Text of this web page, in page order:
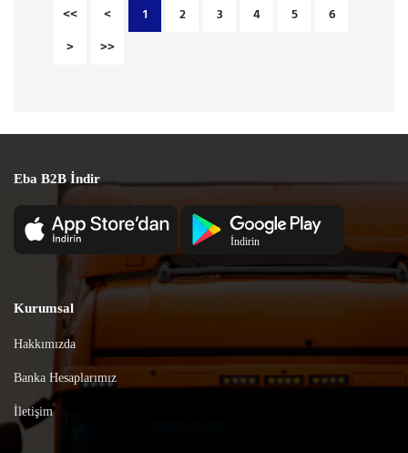
<< < 1 2 3 4 5
6
>
>>
Eba B2B İndir
Kurumsal
Hakkımızda
Banka Hesaplarımız
İletişim